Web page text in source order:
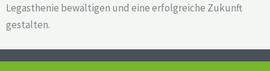
Legasthenie bewältigen und eine erfolgreiche Zukunft
gestalten.